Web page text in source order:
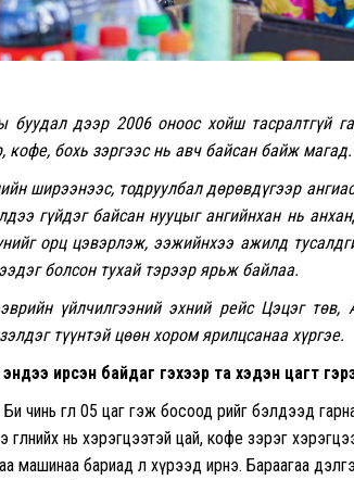
буудал дээр 2006 оноос хойш тасралтгүй
кофе, бохь зэргээс нь авч байсан байж магад.
ширээнээс, тодруулбал дөрөвдүгээр
гүйдэг байсан нууцыг ангийнхан нь
орц цэвэрлэж, ээжийнхээ ажилд
болсон тухай тэрээр ярьж байлаа.
үйлчилгээний эхний рейс Цэцэг
түүнтэй цөөн хором ярилцсанаа хүргэе.
ирсэн байдаг гэхээр та хэдэн цагт
өглөө 05 цаг гэж босоод өөрийгөө бэлдээд
нь хэрэгцээтэй цай, кофе зэрэг
машинаа бариад л хүрээд ирнэ. Бараагаа